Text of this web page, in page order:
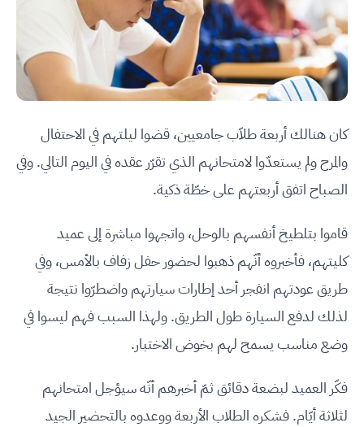
كان هنالك أربعة طلاّب جامعيين، قضوا ليلتهم في الاحتفال
والمرح ولم يستعدّوا لامتحانهم الذي تقرّر عقده في اليوم التالي. وفي
الصباح اتفق أربعتهم على خطّة ذكية.
قاموا بتلطيخ أنفسهم بالوحل، واتجهوا مباشرة إلى عميد
كليتهم، فأخبروه أنّهم ذهبوا لحضور حفل زفاف بالأمس، وفي
طريق عودتهم انفجر أحد إطارات سيارتهم واضطرّوا نتيجة
لذلك لدفع السيارة طول الطريق. ولهذا السبب فهم ليسوا في
وضع مناسب يسمح لهم بخوض الاختبار.
فكّر العميد لبضعة دقائق ثمّ أخبرهم أنّه سيؤجل امتحانهم
لثلاثة أيّام. فشكره الطلاب الأربعة ووعدوه بالتحضير الجيد